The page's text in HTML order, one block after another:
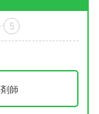
5
師